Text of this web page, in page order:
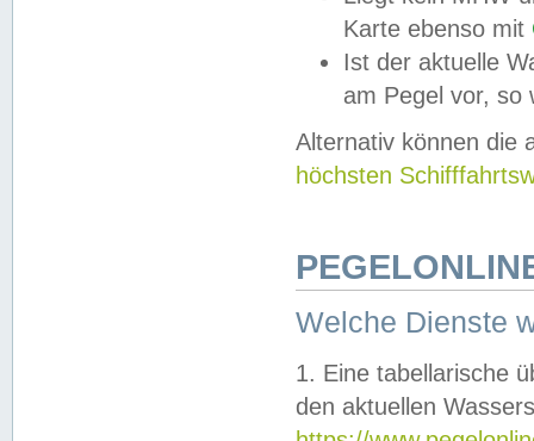
Karte ebenso mit
Ist der aktuelle
am Pegel vor,
Alternativ können die
höchsten
Welche Dienste
1. Eine tabellarische
den aktuellen